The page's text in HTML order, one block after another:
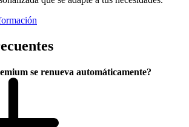
se renueva automáticamente?